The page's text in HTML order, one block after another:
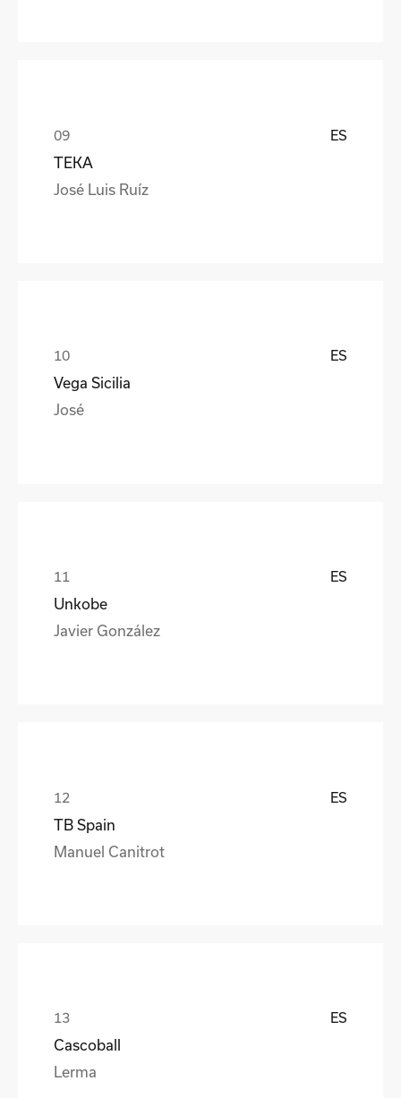
ES
TEKA
José Luis Ruíz
ES
Vega Sicilia
José
ES
Unkobe
Javier González
ES
TB Spain
Manuel Canitrot
ES
Cascoball
Lerma